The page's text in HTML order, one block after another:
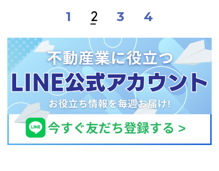
1 2 3 4